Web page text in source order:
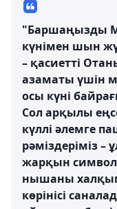
"Баршаңызды
күнімен шын
– қасиетті
азаматы үшін
осы күні
Сол арқылы
күллі әлемге
рәміздеріміз
жарқын
нышаны
көрінісі